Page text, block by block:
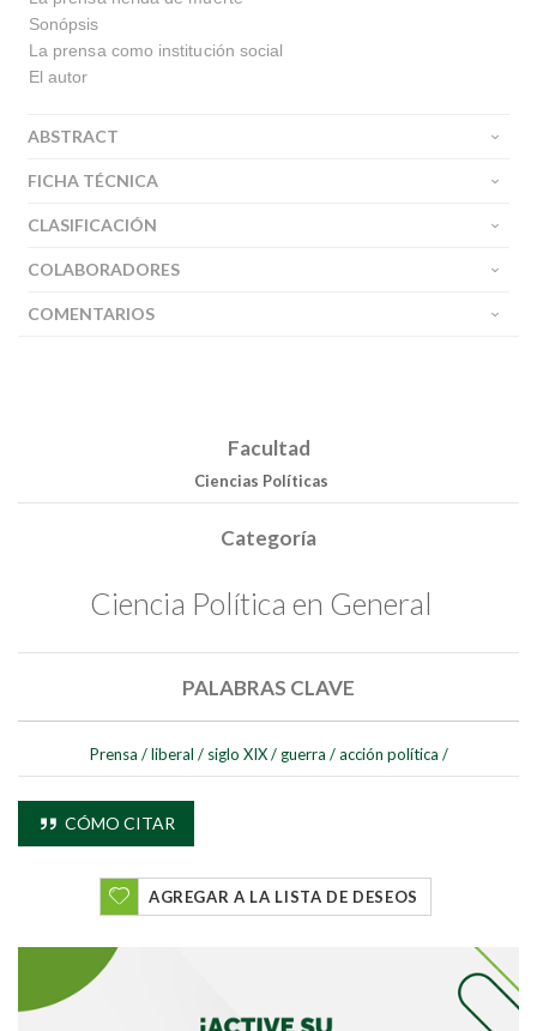
Sonópsis
La prensa como institución social
El autor
ABSTRACT
FICHA TÉCNICA
CLASIFICACIÓN
COLABORADORES
COMENTARIOS
Facultad
Ciencias Políticas
Categoría
Ciencia Política en General
PALABRAS CLAVE
Prensa / liberal / siglo XIX / guerra / acción política /
CÓMO CITAR
AGREGAR A LA LISTA DE DESEOS